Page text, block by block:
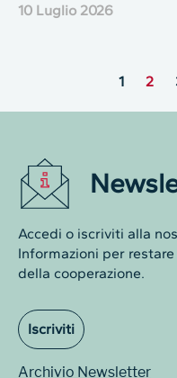
10 Luglio 2026
1 2
Accedi o iscriviti alla
Informazioni per
della cooperazione.
Iscriviti
Archivio Newsletter